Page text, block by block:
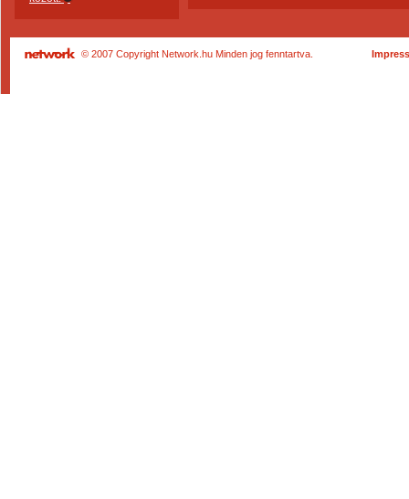
© 2007 Copyright Network.hu Minden jog fenntartva.